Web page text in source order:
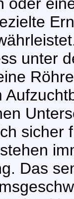
unter
sicher
Das